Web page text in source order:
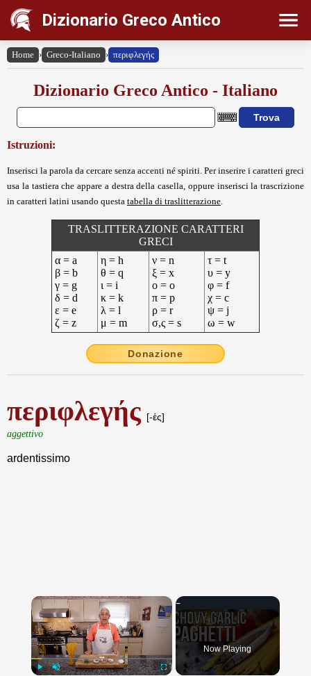
Dizionario Greco Antico
Home › Greco-Italiano › περιφλεγής
Dizionario Greco Antico - Italiano
Istruzioni:
Inserisci la parola da cercare senza accenti né spiriti. Per inserire i caratteri greci
usa la tastiera che appare a destra della casella, oppure inserisci la trascrizione
in caratteri latini usando questa tabella di traslitterazione
TRASLITTERAZIONE CARATTERI
GRECI
α = a
β = b
γ = g
δ = d
ε = e
ζ = z
η = h
θ = q
ι = i
κ = k
λ = l
μ = m
ν = n
ξ = x
ο = o
π = p
ρ = r
σ,ς = s
τ = t
υ = y
φ = f
χ = c
ψ = j
ω = w
Donazione
περιφλεγής [-ές]
aggettivo
ardentissimo
×
Now Playing